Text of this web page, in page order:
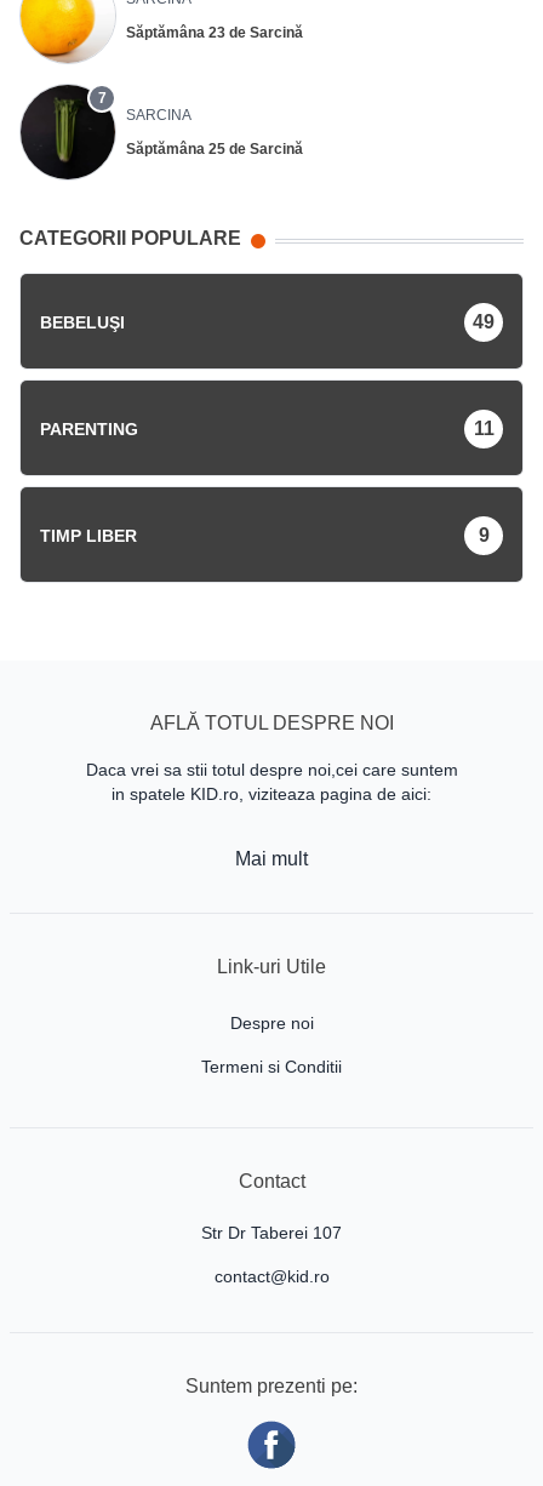
Săptămâna 23 de Sarcină
7
SARCINA
Săptămâna 25 de Sarcină
CATEGORII POPULARE
BEBELUŞI 49
PARENTING 11
TIMP LIBER 9
AFLĂ TOTUL DESPRE NOI
Daca vrei sa stii totul despre noi,cei care suntem
in spatele KID.ro, viziteaza pagina de aici:
Mai mult
Link-uri Utile
Despre noi
Termeni si Conditii
Contact
Str Dr Taberei 107
contact@kid.ro
Suntem prezenti pe: